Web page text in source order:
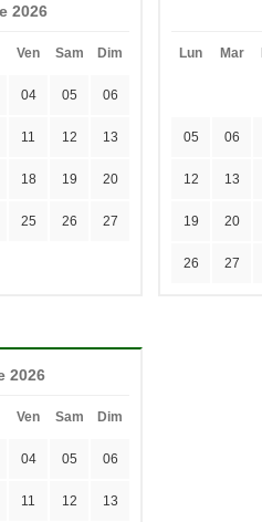
2026
Ven Sam Dim
04 05 06
11 12 13
18 19 20
25 26 27
Lun Mar
05 06
12 13
19 20
26 27
2026
Ven Sam Dim
04 05 06
11 12 13